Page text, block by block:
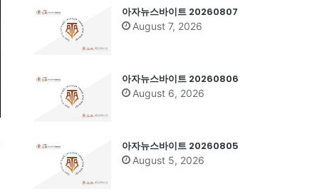
아자뉴스바이트 20260807
August 7, 2026
아자뉴스바이트 20260806
August 6, 2026
아자뉴스바이트 20260805
August 5, 2026